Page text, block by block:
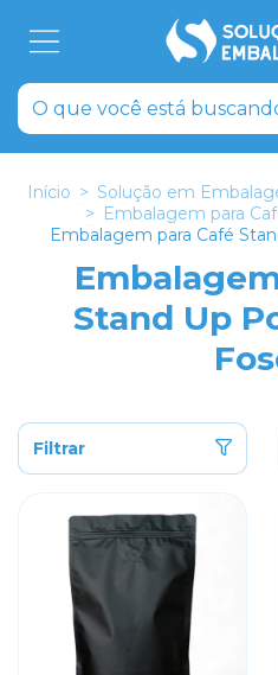
Início > Solução em
> Embalagem para
Embalagem para Café
Stand Up
Filtrar